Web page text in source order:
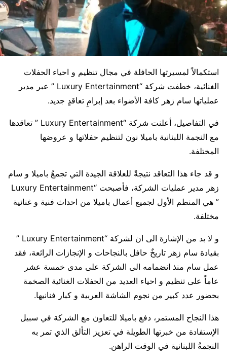
استكمالاً لمسيرتها الحافلة في مجال تنظيم و احياء الحفلات
الغنائية، خطفت شركة “Luxury Entertainment ” عبر مدير
عملياتها سام زهر كافة الأضواء بعد إبرامِ تعاقدٍ جديد.
في التفاصيل، أعلنت شركة “Luxury Entertainment ” تعاقدها
مع النجمة اللبنانية باميلا نون لتنظيم حفلاتها و عروضها
المختلفة.
و قد جاء هذا التعاقد نتيجةً للعلاقة الجيدة التي تجمعُ باميلا و سام
زهر مدير عمليات الشركة، فأصبحت “Luxury Entertainment
” هي المنطم الأول لجميع أعمال باميلا من احداث فنية و غنائية
مختلفة.
و لا بد من الإشارة الى ان لشركة “Luxury Entertainment ”
بقيادة سام زهر تاريخٌ حافل بالنجاحات و الإنجازات الرائعة، فقد
عمل سام منذ انضمامه الى الشركة على مدى خمسة عشر
عاماً على تنظيم و احياء العديد من الحفلات الغنائية الصخمة
بحضور عدد كبير من نجوم الشاشة العربية و كبار فنانيها.
هذا النجاح المستمر، دفع باميلا للتعاون مع الشركة في سبيل
الإستفادة من خبرتها الطويلة في تعزيز التألق الذي تمر به
النجمةُ اللبنانية في الوقت الراهن.